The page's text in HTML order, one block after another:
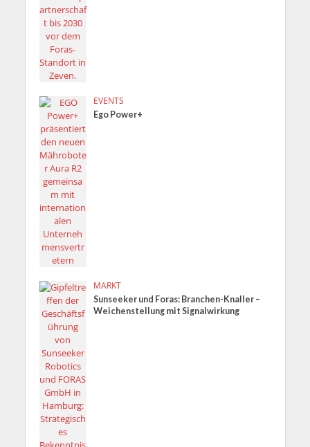
EVENTS
Ego Power+
MARKT
Sunseeker und Foras: Branchen-Knaller –
Weichenstellung mit Signalwirkung